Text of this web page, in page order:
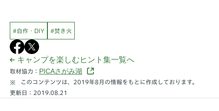
#自作・DIY #焚き火
キャンプを楽しむヒント集一覧へ
取材協力： PICAさがみ湖
このコンテンツは、2019年8月の情報をもとに作成しております。
更新日：2019.08.21